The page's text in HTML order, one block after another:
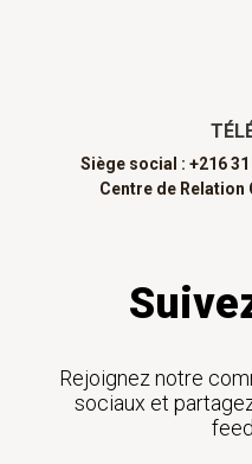
Siège social : +216 31
Centre de Relation
Rejoignez notre
sociaux et